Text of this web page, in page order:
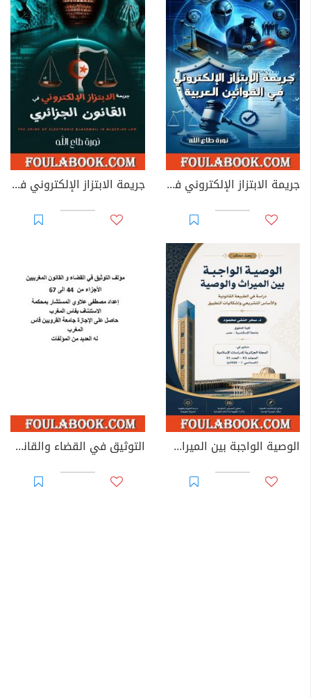
جريمة الابتزاز الإلكتروني في القوانين العربية جريمة الابتزاز الإلكتروني في القانون الجزائري
الوصية الواجبة بين الميراث والوصية: دراسة في الطبيعة القانونية والأساس التشريعي وإشكاليات التطبيق التوثيق في القضاء والقانون المغربيين - الأجزاء من 44 إلى 67